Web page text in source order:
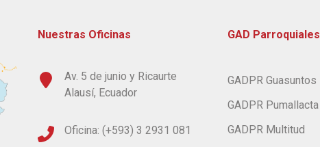
Nuestras Oficinas
Av. 5 de junio y Ricaurte
Alausí, Ecuador
Oficina: (+593) 3 2931 081
GAD Parroquiales
GADPR Guasuntos
GADPR Pumallacta
GADPR Multitud